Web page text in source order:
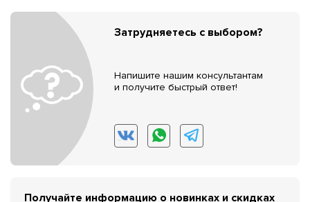
Затрудняетесь с выбором?
Напишите нашим консультантам
и получите быстрый ответ!
Получайте информацию о новинках и скидках